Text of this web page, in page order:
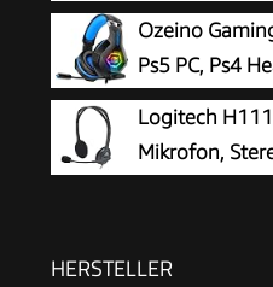
Headset mit
Signature, 3,5-mm-
Kompatibilität und
Ozeino
Ps5 PC, Ps4
3D Surround
Cancelling RGB Lights
Logitech
Mikrofon,
Audio/Mikrofon
HERSTELLER